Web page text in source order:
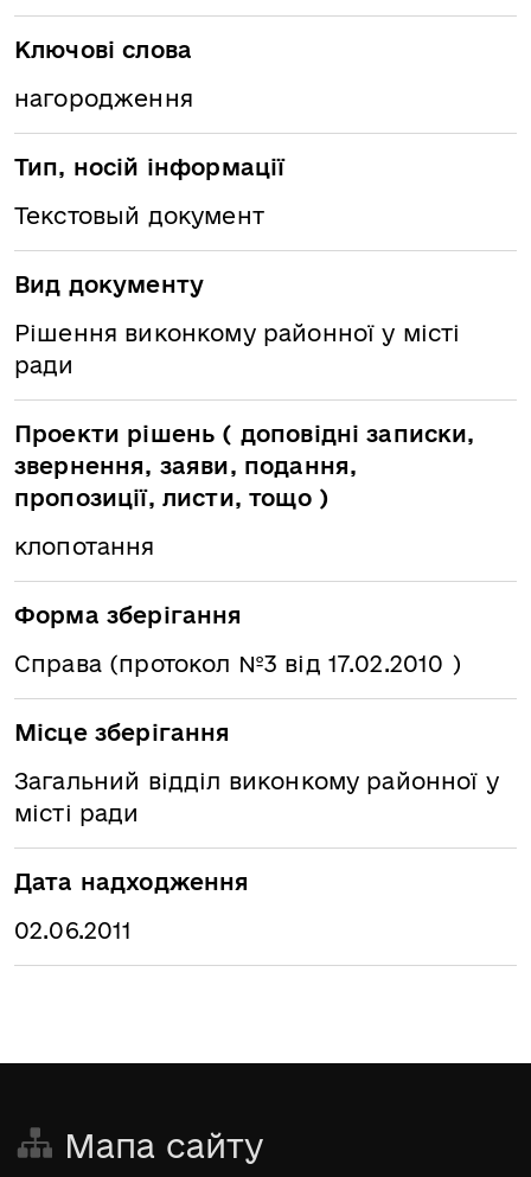
Ключові слова
нагородження
Тип, носій інформації
Текстовый документ
Вид документу
Рішення виконкому районної у місті
ради
Проекти рішень ( доповідні записки,
звернення, заяви, подання,
пропозиції, листи, тощо )
клопотання
Форма зберігання
Справа (протокол №3 від 17.02.2010 )
Місце зберігання
Загальний відділ виконкому районної у
місті ради
Дата надходження
02.06.2011
Мапа сайту